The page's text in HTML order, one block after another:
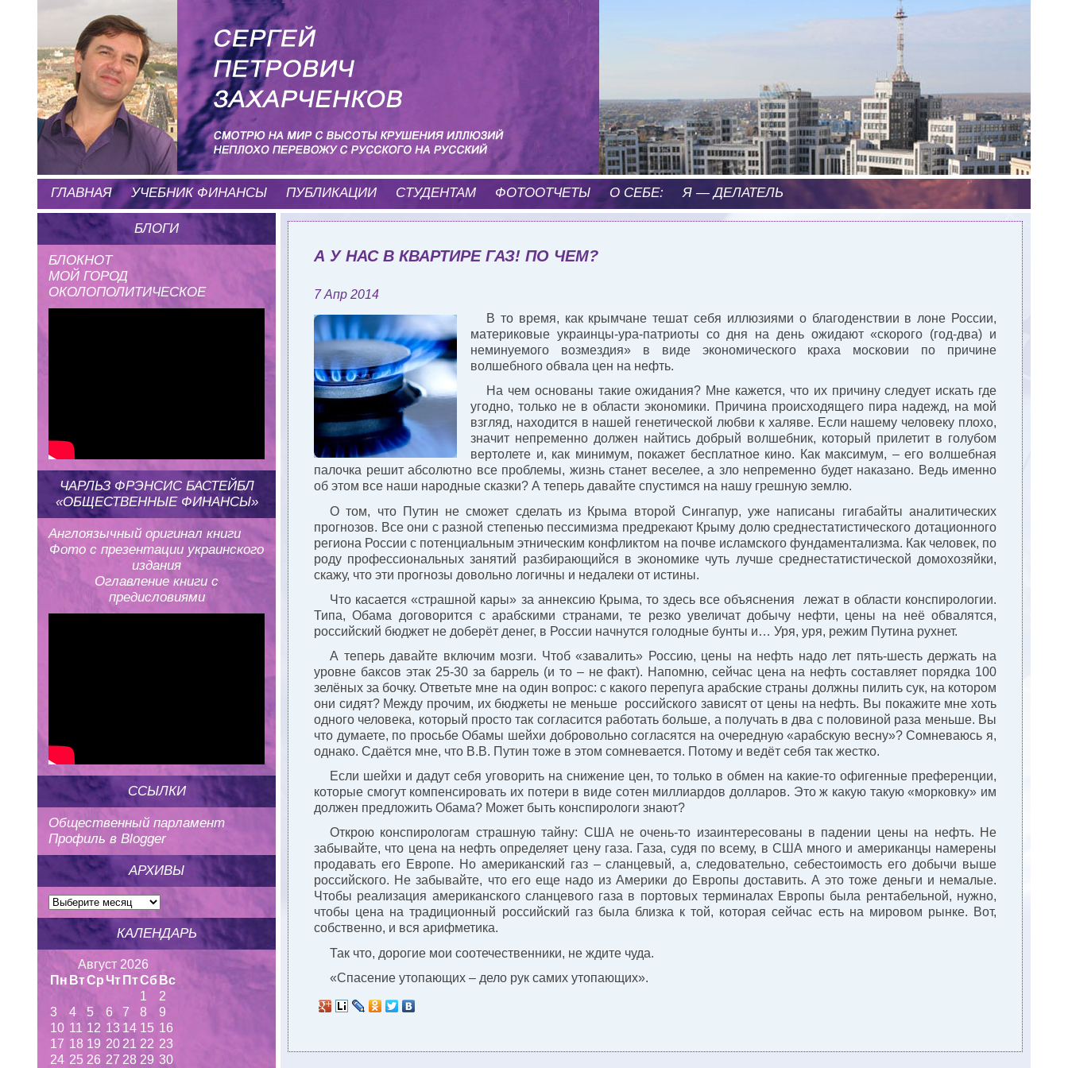
ГЛАВНАЯ УЧЕБНИК ФИНАНСЫ ПУБЛИКАЦИИ CТУДЕНТАМ ФОТООТЧЕТЫ О СЕБЕ: Я — ДЕЛАТЕЛЬ
БЛОГИ
БЛОКНОТ
МОЙ ГОРОД
ОКОЛОПОЛИТИЧЕСКОЕ
ЧАРЛЬЗ ФРЭНСИС БАСТЕЙБЛ
«ОБЩЕСТВЕННЫЕ ФИНАНСЫ»
Англоязычный оригинал книги
Фото с презентации украинского
издания
Оглавление книги с
предисловиями
ССЫЛКИ
Общественный парламент
Профиль в Blogger
АРХИВЫ
КАЛЕНДАРЬ
Август 2026
Пн ВтСрЧт ПтСб Вс
1
2
3
4 5 6 7 8
9
10 11 12 13 14 15 16
17 18 19 20 21 22 23
24 25 26 27 28 29 30
А У НАС В КВАРТИРЕ ГАЗ! ПО ЧЕМ?
7 Апр 2014
В то время, как крымчане тешат себя иллюзиями о благоденствии в лоне России,
материковые украинцы-ура-патриоты со дня на день ожидают «скорого (год-два) и
неминуемого возмездия» в виде экономического краха московии по причине
волшебного обвала цен на нефть.
На чем основаны такие ожидания? Мне кажется, что их причину следует искать где
угодно, только не в области экономики. Причина происходящего пира надежд, на мой
взгляд, находится в нашей генетической любви к халяве. Если нашему человеку плохо,
значит непременно должен найтись добрый волшебник, который прилетит в голубом
вертолете и, как минимум, покажет бесплатное кино. Как максимум, – его волшебная
палочка решит абсолютно все проблемы, жизнь станет веселее, а зло непременно будет наказано. Ведь именно
об этом все наши народные сказки? А теперь давайте спустимся на нашу грешную землю.
О том, что Путин не сможет сделать из Крыма второй Сингапур, уже написаны гигабайты аналитических
прогнозов. Все они с разной степенью пессимизма предрекают Крыму долю среднестатистического дотационного
региона России с потенциальным этническим конфликтом на почве исламского фундаментализма. Как человек, по
роду профессиональных занятий разбирающийся в экономике чуть лучше среднестатистической домохозяйки,
скажу, что эти прогнозы довольно логичны и недалеки от истины.
Что касается «страшной кары» за аннексию Крыма, то здесь все объяснения лежат в области конспирологии.
Типа, Обама договорится с арабскими странами, те резко увеличат добычу нефти, цены на неё обвалятся,
российский бюджет не доберёт денег, в России начнутся голодные бунты и… Уря, уря, режим Путина рухнет.
А теперь давайте включим мозги. Чтоб «завалить» Россию, цены на нефть надо лет пять-шесть держать на
уровне баксов этак 25-30 за баррель (и то – не факт). Напомню, сейчас цена на нефть составляет порядка 100
зелёных за бочку. Ответьте мне на один вопрос: с какого перепуга арабские страны должны пилить сук, на котором
они сидят? Между прочим, их бюджеты не меньше российского зависят от цены на нефть. Вы покажите мне хоть
одного человека, который просто так согласится работать больше, а получать в два с половиной раза меньше. Вы
что думаете, по просьбе Обамы шейхи добровольно согласятся на очередную «арабскую весну»? Сомневаюсь я,
однако. Сдаётся мне, что В.В. Путин тоже в этом сомневается. Потому и ведёт себя так жестко.
Если шейхи и дадут себя уговорить на снижение цен, то только в обмен на какие-то офигенные преференции,
которые смогут компенсировать их потери в виде сотен миллиардов долларов. Это ж какую такую «морковку» им
должен предложить Обама? Может быть конспирологи знают?
Открою конспирологам страшную тайну: США не очень-то изаинтересованы в падении цены на нефть. Не
забывайте, что цена на нефть определяет цену газа. Газа, судя по всему, в США много и американцы намерены
продавать его Европе. Но американский газ – сланцевый, а, следовательно, себестоимость его добычи выше
российского. Не забывайте, что его еще надо из Америки до Европы доставить. А это тоже деньги и немалые.
Чтобы реализация американского сланцевого газа в портовых терминалах Европы была рентабельной, нужно,
чтобы цена на традиционный российский газ была близка к той, которая сейчас есть на мировом рынке. Вот,
собственно, и вся арифметика.
Так что, дорогие мои соотечественники, не ждите чуда.
«Спасение утопающих – дело рук самих утопающих».